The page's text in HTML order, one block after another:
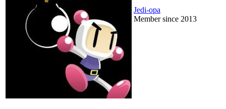
Jedi-opa
Member since 2013